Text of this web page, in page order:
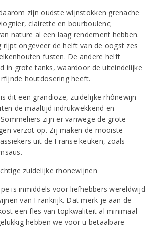
zijn oudste wijnstokken grenache
clairette en bourboulenc;
nature al een laag rendement hebben.
rijpt ongeveer de helft van de oogst zes
fusten. De andere helft
in grote tanks, waardoor de uiteindelijke
houtdosering heeft.
dit een grandioze, zuidelijke rhônewijn
de maaltijd indrukwekkend en
zijn er vanwege de grote
verzot op. Zij maken de mooiste
uit de Franse keuken, zoals
is inmiddels voor liefhebbers wereldwijd
van Frankrijk. Dat merk je aan de
een fles van topkwaliteit al minimaal
hebben we voor u betaalbare